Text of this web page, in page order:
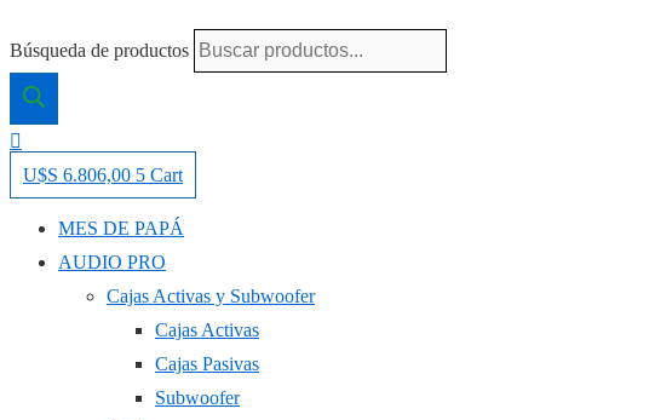
Búsqueda de productos
U$S 6.806,00 5 Cart
MES DE PAPÁ
AUDIO PRO
Cajas Activas y Subwoofer
Cajas Activas
Cajas Pasivas
Subwoofer